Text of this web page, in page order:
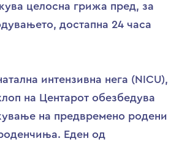
целосна грижа пред, за
достапна 24 часа
интензивна нега (NICU),
на Центарот обезбедува
на предвремено родени
Еден од